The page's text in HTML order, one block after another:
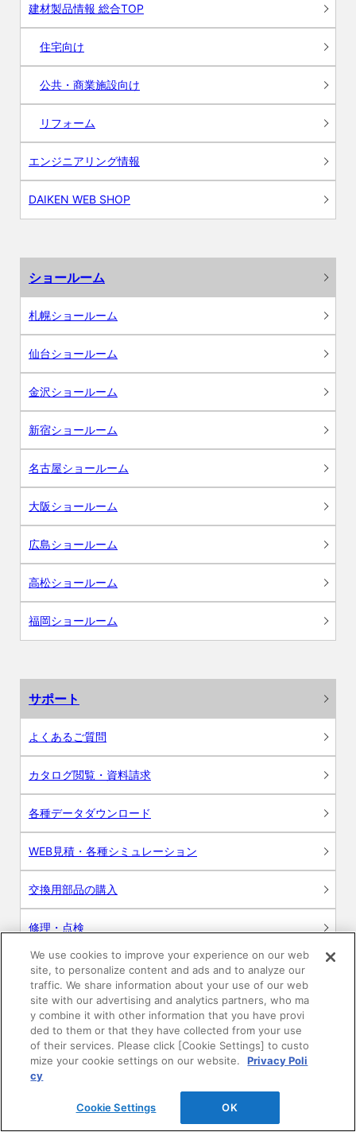
建材製品情報 総合TOP
住宅向け
公共・商業施設向け
リフォーム
エンジニアリング情報
DAIKEN WEB SHOP
ショールーム
札幌ショールーム
仙台ショールーム
金沢ショールーム
新宿ショールーム
名古屋ショールーム
大阪ショールーム
広島ショールーム
高松ショールーム
福岡ショールーム
サポート
よくあるご質問
カタログ閲覧・資料請求
各種データダウンロード
WEB見積・各種シミュレーション
交換用部品の購入
修理・点検
お問い合わせ
ログイン
建築・設計関係者様向けサイト
ユーザー登録サービス
WEB見積システム
We use cookies to improve your experience on our web
site, to personalize content and ads and to analyze our
traffic. We share information about your use of our web
site with our advertising and analytics partners, who ma
y combine it with other information that you have provi
ded to them or that they have collected from your use
of their services. Please click [Cookie Settings] to custo
mize your cookie settings on our website.
Privacy Poli
cy
Cookie Settings OK